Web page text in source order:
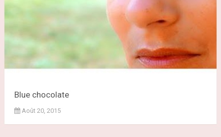
Blue chocolate
Août 20, 2015